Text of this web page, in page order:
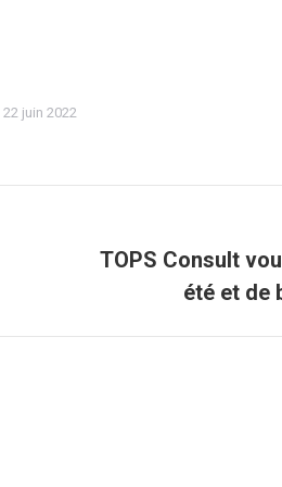
22 juin 2022
:
TOPS Consult
été et de